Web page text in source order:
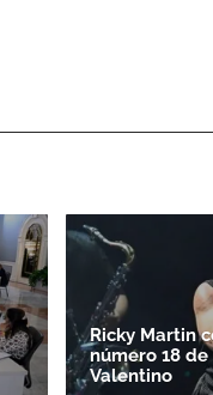
Ricky Martin
número 18
Valentino